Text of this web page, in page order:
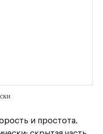
и простота.